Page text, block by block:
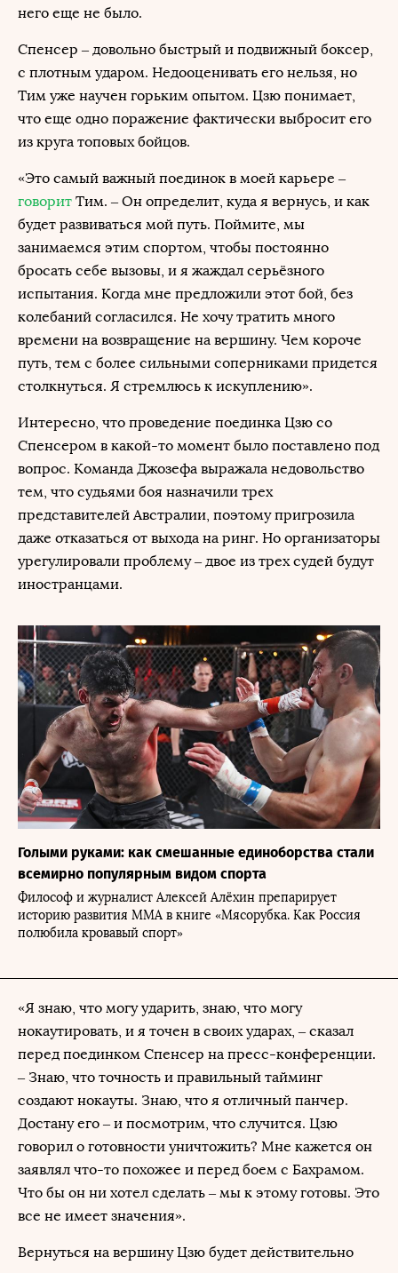
него еще не было.
Спенсер – довольно быстрый и подвижный боксер,
с плотным ударом. Недооценивать его нельзя, но
Тим уже научен горьким опытом. Цзю понимает,
что еще одно поражение фактически выбросит его
из круга топовых бойцов.
«Это самый важный поединок в моей карьере –
говорит Тим. – Он определит, куда я вернусь, и как
будет развиваться мой путь. Поймите, мы
занимаемся этим спортом, чтобы постоянно
бросать себе вызовы, и я жаждал серьёзного
испытания. Когда мне предложили этот бой, без
колебаний согласился. Не хочу тратить много
времени на возвращение на вершину. Чем короче
путь, тем с более сильными соперниками придется
столкнуться. Я стремлюсь к искуплению».
Интересно, что проведение поединка Цзю со
Спенсером в какой-то момент было поставлено под
вопрос. Команда Джозефа выражала недовольство
тем, что судьями боя назначили трех
представителей Австралии, поэтому пригрозила
даже отказаться от выхода на ринг. Но организаторы
урегулировали проблему – двое из трех судей будут
иностранцами.
Голыми руками: как смешанные единоборства стали
всемирно популярным видом спорта
Философ и журналист Алексей Алёхин препарирует
историю развития ММА в книге «Мясорубка. Как Россия
полюбила кровавый спорт»
«Я знаю, что могу ударить, знаю, что могу
нокаутировать, и я точен в своих ударах, – сказал
перед поединком Спенсер на пресс-конференции.
– Знаю, что точность и правильный тайминг
создают нокауты. Знаю, что я отличный панчер.
Достану его – и посмотрим, что случится. Цзю
говорил о готовности уничтожить? Мне кажется он
заявлял что-то похожее и перед боем с Бахрамом.
Что бы он ни хотел сделать – мы к этому готовы. Это
все не имеет значения».
Вернуться на вершину Цзю будет действительно